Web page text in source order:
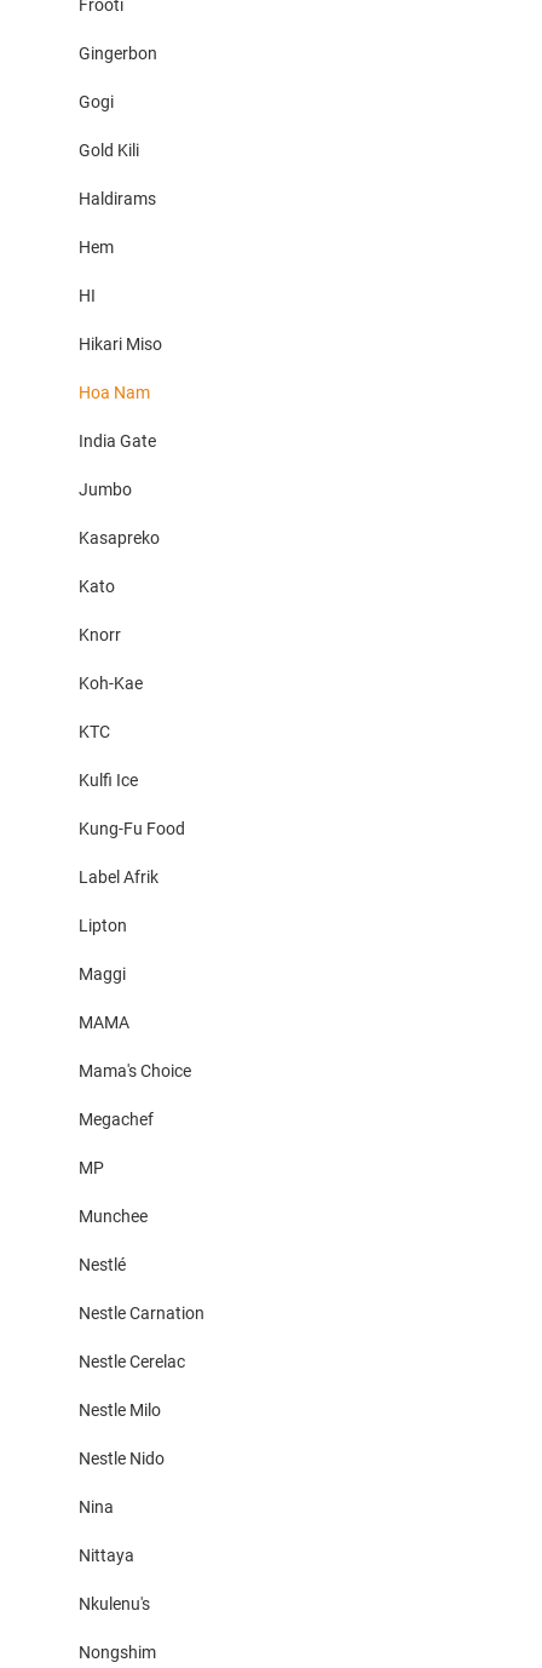
Frooti
Gingerbon
Gogi
Gold Kili
Haldirams
Hem
HI
Hikari Miso
Hoa Nam
India Gate
Jumbo
Kasapreko
Kato
Knorr
Koh-Kae
KTC
Kulfi Ice
Kung-Fu Food
Label Afrik
Lipton
Maggi
MAMA
Mama's Choice
Megachef
MP
Munchee
Nestlé
Nestle Carnation
Nestle Cerelac
Nestle Milo
Nestle Nido
Nina
Nittaya
Nkulenu's
Nongshim